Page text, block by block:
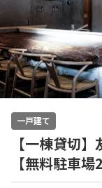
一戸建て
【一棟貸切
【無料駐車